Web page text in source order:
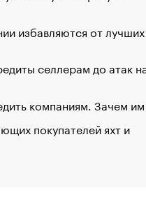
избавляются от лучших
селлерам до атак
компаниям. Зачем
покупателей яхт и